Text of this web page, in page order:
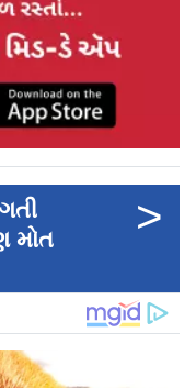
મોત
>